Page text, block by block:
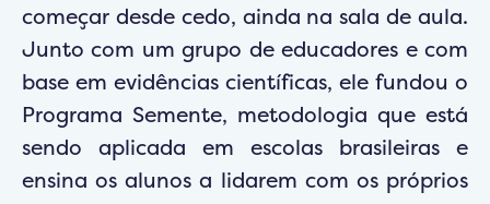
começar desde cedo, ainda na sala de aula.
Junto com um grupo de educadores e com
base em evidências científicas, ele fundou o
Programa Semente, metodologia que está
sendo aplicada em escolas brasileiras e
ensina os alunos a lidarem com os próprios